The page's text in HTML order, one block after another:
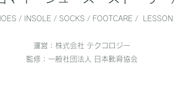
/ INSOLE / SOCKS / FOOTCARE / LESSON
運営：株式会社 テクコロジー
監修：一般社団法人 日本靴育協会